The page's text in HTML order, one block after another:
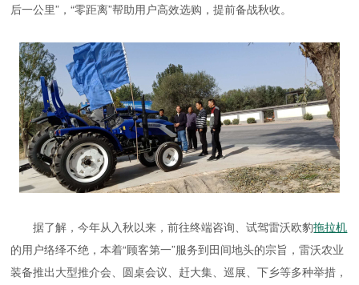
后一公里”，“零距离”帮助用户高效选购，提前备战秋收。
据了解，今年从入秋以来，前往终端咨询、试驾雷沃欧豹拖拉机
的用户络绎不绝，本着“顾客第一”服务到田间地头的宗旨，雷沃农业
装备推出大型推介会、圆桌会议、赶大集、巡展、下乡等多种举措，